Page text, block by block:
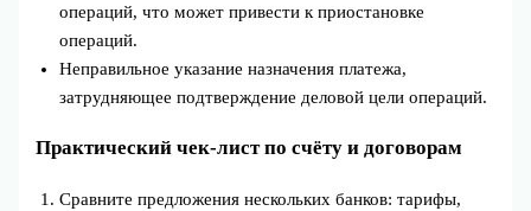
операций, что может привести к приостановке
операций.
Неправильное указание назначения платежа,
затрудняющее подтверждение деловой цели операций.
Практический чек-лист по счёту и договорам
Сравните предложения нескольких банков: тарифы,